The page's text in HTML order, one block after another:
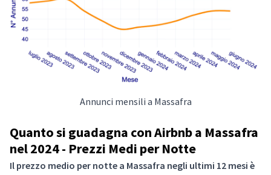
Annunci mensili a Massafra
Quanto si guadagna con Airbnb a Massafra
nel 2024 - Prezzi Medi per Notte
Il prezzo medio per notte a Massafra negli ultimi 12 mesi è